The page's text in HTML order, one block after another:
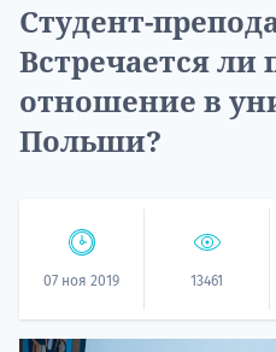
Студент-
Встречается ли
отношение в
Польши?
07 ноя 2019 13461